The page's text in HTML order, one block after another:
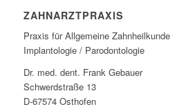
ZAHNARZTPRAXIS
Praxis für Allgemeine Zahnheilkunde
Implantologie / Parodontologie
Dr. med. dent. Frank Gebauer
Schwerdstraße 13
D-67574 Osthofen